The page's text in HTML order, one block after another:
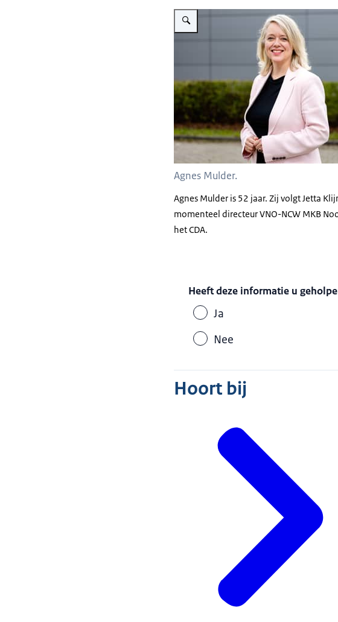
Vergroot afbeelding Agnes Mulder.
Agnes Mulder.
Agnes Mulder is 52 jaar. Zij volgt Jetta
momenteel directeur VNO-NCW MKB
het CDA.
Heeft deze informatie u
Ja
Nee
Hoort bij